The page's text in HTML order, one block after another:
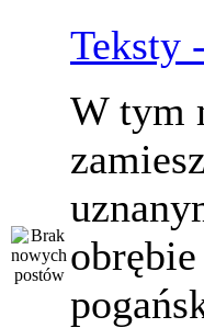
Teksty
W tym